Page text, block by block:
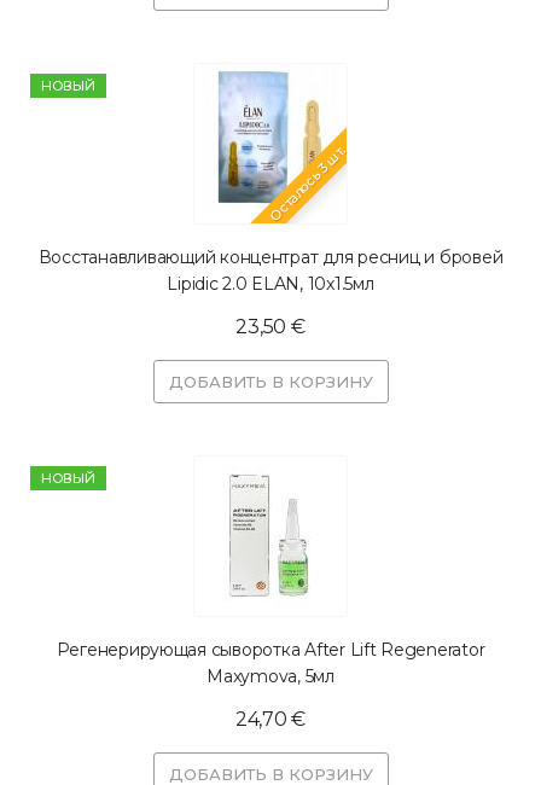
HОВЫЙ
Осталось 3 шт.
Восстанавливающий концентрат для ресниц и бровей
Lipidic 2.0 ELAN, 10x1.5мл
23,50 €
ДОБАВИТЬ В КОРЗИНУ
HОВЫЙ
Регенерирующая сыворотка After Lift Regenerator
Maxymova, 5мл
24,70 €
ДОБАВИТЬ В КОРЗИНУ